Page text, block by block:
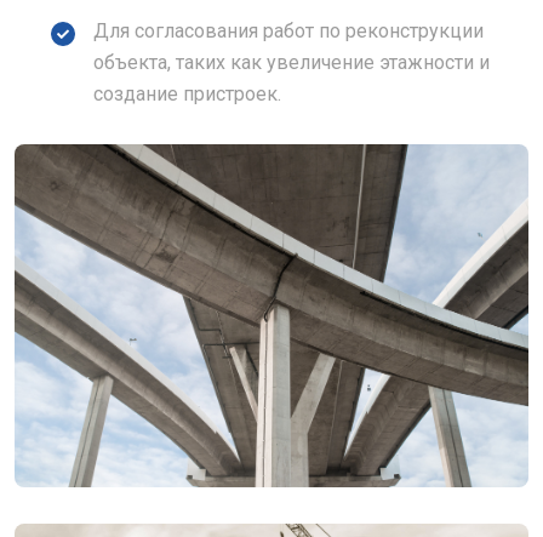
Для согласования работ по реконструкции
объекта, таких как увеличение этажности и
создание пристроек.